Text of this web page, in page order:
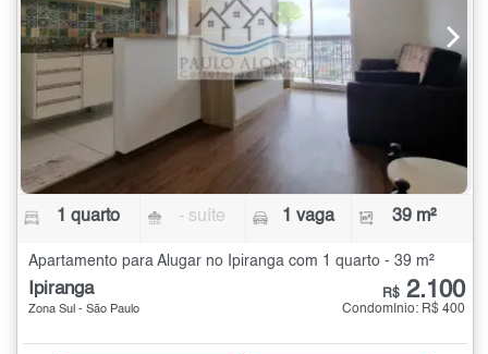
1 quarto - suíte 1 vaga 39 m²
Apartamento para Alugar no Ipiranga com 1 quarto - 39 m²
Ipiranga
Zona Sul - São Paulo
R$ 2.100
Condomínio: R$ 400